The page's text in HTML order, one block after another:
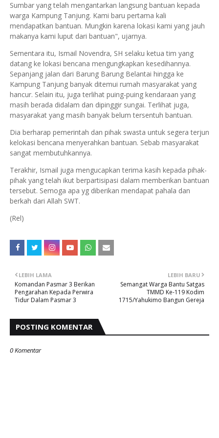
Sumbar yang telah mengantarkan langsung bantuan kepada
warga Kampung Tanjung. Kami baru pertama kali
mendapatkan bantuan. Mungkin karena lokasi kami yang jauh
makanya kami luput dari bantuan", ujarnya.
Sementara itu, Ismail Novendra, SH selaku ketua tim yang
datang ke lokasi bencana mengungkapkan kesedihannya.
Sepanjang jalan dari Barung Barung Belantai hingga ke
Kampung Tanjung banyak ditemui rumah masyarakat yang
hancur. Selain itu, juga terlihat puing-puing kendaraan yang
masih berada didalam dan dipinggir sungai. Terlihat juga,
masyarakat yang masih banyak belum tersentuh bantuan.
Dia berharap pemerintah dan pihak swasta untuk segera terjun
kelokasi bencana menyerahkan bantuan. Sebab masyarakat
sangat membutuhkannya.
Terakhir, Ismail juga mengucapkan terima kasih kepada pihak-
pihak yang telah ikut berpartisipasi dalam memberikan bantuan
tersebut. Semoga apa yg diberikan mendapat pahala dan
berkah dari Allah SWT.
(Rel)
LEBIH BARU
Semangat Warga Bantu Satgas
TMMD Ke-119 Kodim
1715/Yahukimo Bangun Gereja
LEBIH LAMA
Komandan Pasmar 3 Berikan
Pengarahan Kepada Perwira
Tidur Dalam Pasmar 3
POSTING KOMENTAR
0 Komentar